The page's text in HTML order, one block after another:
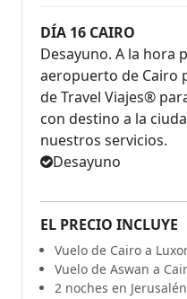
DÍA 16 CAIRO
Desayuno. A la hora
aeropuerto de Cairo
de Travel Viajes®
con destino a la
nuestros servicios.
Desayuno
EL PRECIO INCLUYE
Vuelo de Cairo a
Vuelo de Aswan a
2 noches en Jerusalén